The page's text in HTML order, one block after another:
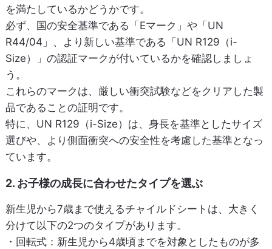
を満たしているかどうかです。
必ず、国の安全基準である「Eマーク」や「UN
R44/04」、より新しい基準である「UN R129（i-
Size）」の認証マークが付いているかを確認しましょ
う。
これらのマークは、厳しい衝突試験などをクリアした製
品であることの証明です。
特に、UN R129（i-Size）は、身長を基準としたサイズ
選びや、より側面衝突への安全性を考慮した基準となっ
ています。
2. お子様の成長に合わせたタイプを選ぶ
新生児から7歳まで使えるチャイルドシートは、大きく
分けて以下の2つのタイプがあります。
・回転式： 新生児から4歳頃までを対象としたものが多